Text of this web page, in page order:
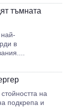
тъмната
в
на
подкрепа и